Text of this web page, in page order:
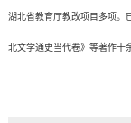
湖北省教育厅教改项目多项。
北文学通史当代卷》等著作十